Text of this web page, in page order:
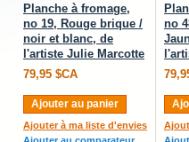
Planche à fromage,
no 19, Rouge brique /
noir et blanc, de
l'artiste Julie Marcotte
79,95 $CA
Ajouter au panier
Ajouter à ma liste d'envies
no